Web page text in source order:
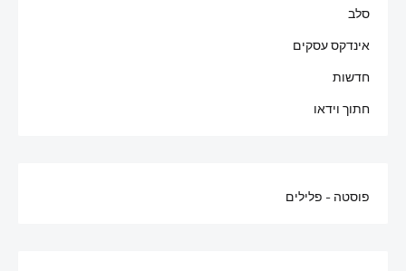
סלב
אינדקס עסקים
חדשות
חתוך וידאו
פוסטה - פלילים